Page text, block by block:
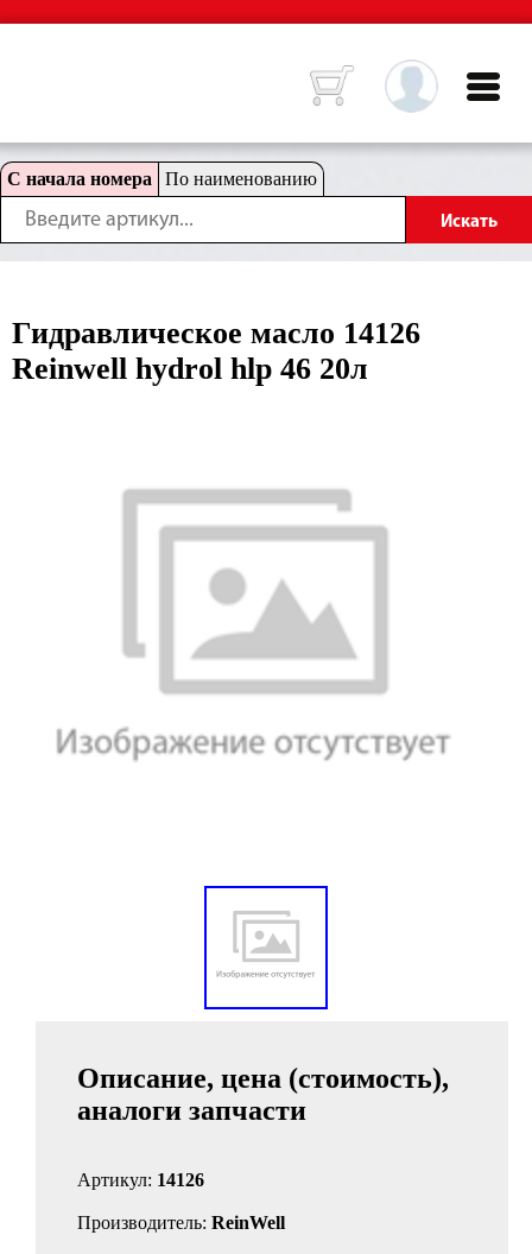
С начала номера По наименованию
Гидравлическое масло 14126
Reinwell hydrol hlp 46 20л
Описание, цена (стоимость),
аналоги запчасти
Артикул: 14126
Производитель: ReinWell